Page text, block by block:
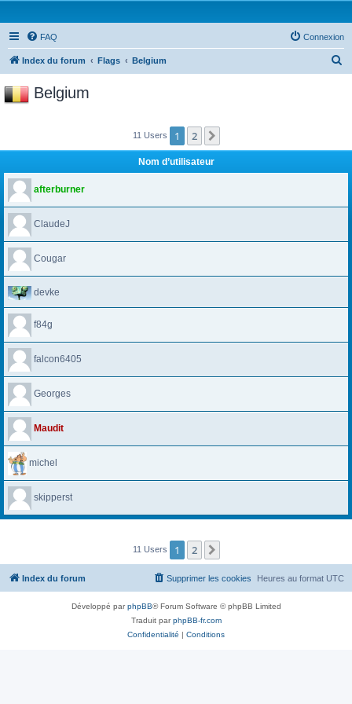
FAQ Connexion
Index du forum Flags Belgium
r
c
e
Belgium
11 Users 1 2
Nom d’utilisateur
afterburner
ClaudeJ
Cougar
devke
f84g
falcon6405
Georges
Maudit
michel
skipperst
11 Users 1 2
Index du forum Heures au format UTC
Supprimer les cookies
Développé parphpBB® Forum Software © phpBB Limited
Traduit parphpBB-fr.com
Confidentialité | Conditions